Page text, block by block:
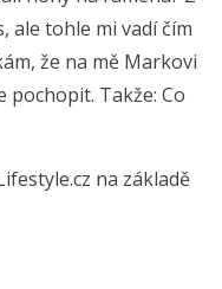
ale tohle mi vadí čím
že na mě Markovi
pochopit. Takže: Co
na základě